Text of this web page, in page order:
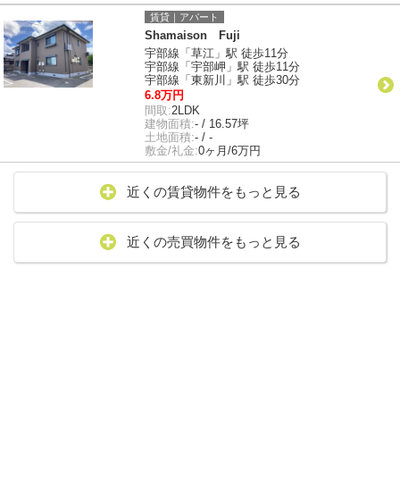
賃貸｜アパート
Shamaison Fuji
宇部線「草江」駅 徒歩11分
宇部線「宇部岬」駅 徒歩11分
宇部線「東新川」駅 徒歩30分
6.8万円
間取:2LDK
建物面積:- / 16.57坪
土地面積:- / -
敷金/礼金:0ヶ月/6万円
近くの賃貸物件をもっと見る
近くの売買物件をもっと見る